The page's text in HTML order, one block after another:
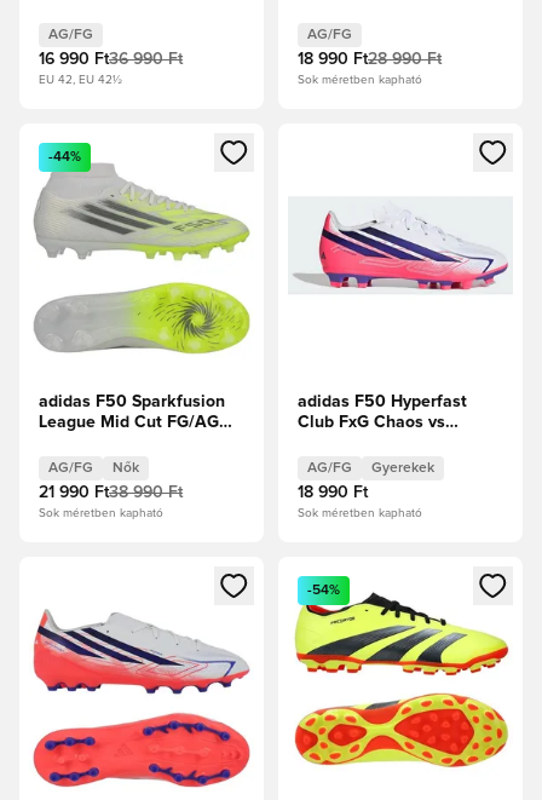
Lemon
AG/FG
16 990 Ft36 990 Ft
EU 42, EU 42½
cipők/Zero
metál/Királykék
AG/FG
18 990 Ft28 990 Ft
Sok méretben kapható
Megnyit egy modált a bejelentkezéshez vagy a tagként
-44%
adidas F50 Sparkfusion
League Mid Cut FG/AG
cipők/Vasfém/Élénksárga
Női
AG/FG Nők
21 990 Ft38 990 Ft
Sok méretben kapható
Megnyit egy modált a
adidas F50 Hyperfast
Club FxG Chaos vs
AG/FG Gyerekek
18 990 Ft
Sok méretben kapható
Megnyit egy modált a bejelentkezéshez vagy a tagként
Megnyit egy modált a
-54%